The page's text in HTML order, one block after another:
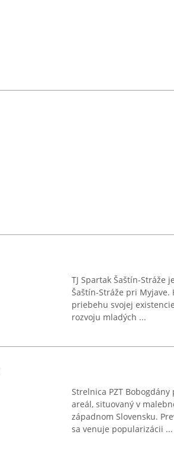
TJ Spartak Šaštín-Stráže
Šaštín-Stráže pri
priebehu svojej
rozvoju mladých ...
Strelnica PZT
areál, situovaný v
západnom Slovensku.
sa venuje popularizácii ...